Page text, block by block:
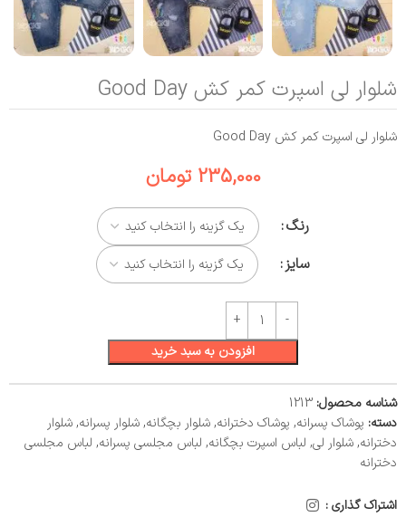
شلوار لی اسپرت کمر کش Good Day
شلوار لی اسپرت کمر کش Good Day
235,000 تومان
رنگ
سایز
افزودن به سبد خرید
شناسه محصول: 1213
دسته: پوشاک پسرانه, پوشاک دخترانه,شلوار بچگانه,شلوار پسرانه,شلوار
دخترانه,شلوار لی, لباس اسپرت بچگانه, لباس مجلسی پسرانه, لباس مجلسی
دخترانه
اشتراک گذاری :